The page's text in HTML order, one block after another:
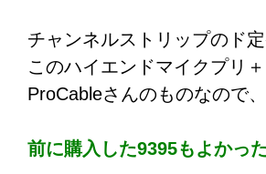
何と表現したら良いでしょう
域高解像度な特性です。リ
・9395
高域と低域を若干抑え、中
チャンネルストリップのド
このハイエンドマイクプリ
ProCableさんのものなので
前に購入した9395もよかった